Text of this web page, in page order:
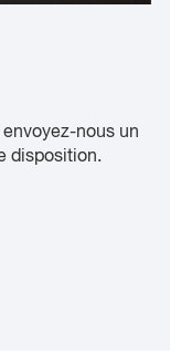
nous un
disposition.